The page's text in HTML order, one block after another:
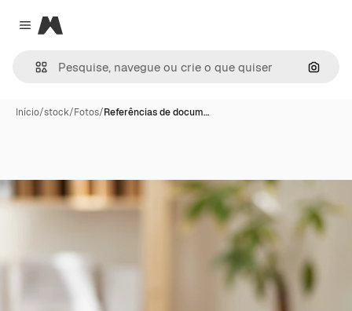
Close menu
Magnific
Início/stock/Fotos/Referências de docum…